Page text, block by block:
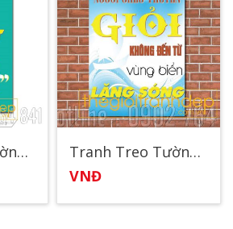
Tranh Treo Tường Động Lực 36
Tranh Treo Tường Động Lực 35
VNĐ